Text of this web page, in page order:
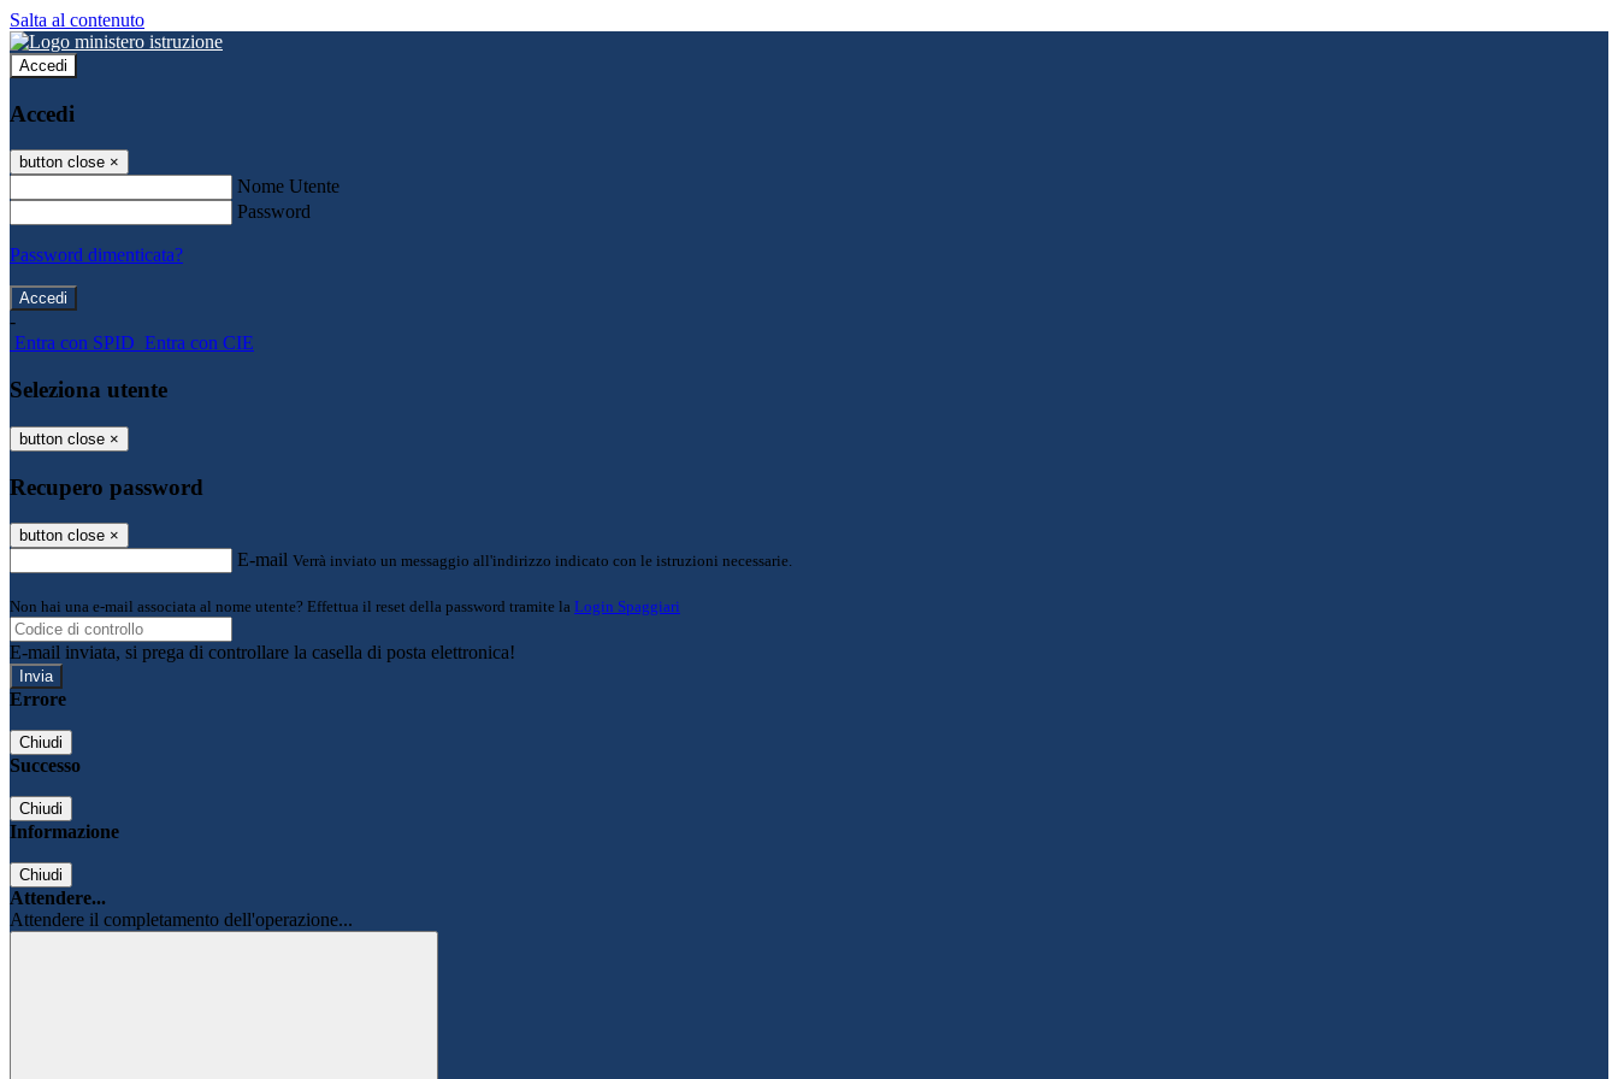
Salta al contenuto
Accedi
Accedi
button close ×
Nome Utente
Password
Password dimenticata?
-
Entra con SPID Entra con CIE
Seleziona utente
button close ×
Recupero password
button close ×
E-mail Verrà inviato un messaggio all'indirizzo indicato con le istruzioni necessarie.
Non hai una e-mail associata al nome utente? Effettua il reset della password tramite la Login Spaggiari
E-mail inviata, si prega di controllare la casella di posta elettronica!
Errore
Chiudi
Successo
Chiudi
Informazione
Chiudi
Attendere...
Attendere il completamento dell'operazione...